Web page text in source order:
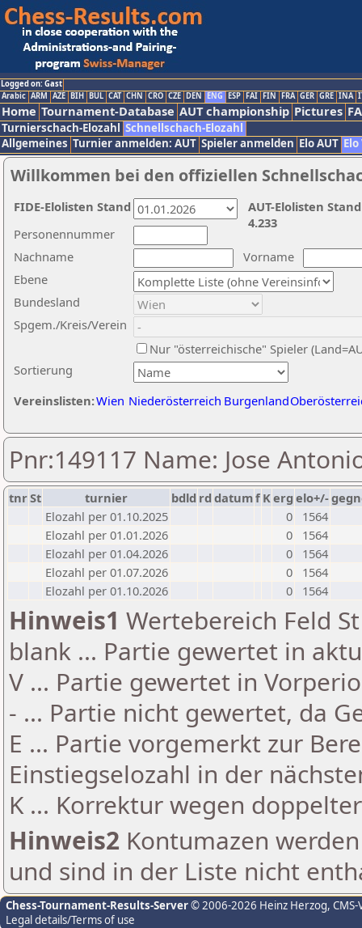
Logged on: Gast
Arabic ARM AZE BIH BUL CAT CHN CRO CZE DEN ENG ESP FAI FIN FRA GER GRE INA
Home Tournament-Database AUT championship Pictures
Turnierschach-Elozahl Schnellschach-Elozahl
Allgemeines Turnier anmelden: AUT Spieler anmelden Elo AUT
Willkommen bei den offiziellen
Nachname
Vorname
Ebene
Sortierung
Personennummer
Bundesland
Spgem./Kreis/Verein
Nur "österreichische" Spieler
Vereinslisten:Wien Niederösterreich Burgenland
AUT-Elolisten
4.233
FIDE-Elolisten Stand
Pnr:149117 Name: Jose
tnrSt turnier bdld rd datumf Kerg elo+/-
Elozahl per 01.10.2025
0
1564
Elozahl per 01.01.2026
0
1564
Elozahl per 01.04.2026
0
1564
Elozahl per 01.07.2026
0
1564
Elozahl per 01.10.2026
0 1564
Hinweis1 Wertebereich Feld
blank ... Partie gewertet in
V ... Partie gewertet in
- ... Partie nicht gewertet, da
E ... Partie vorgemerkt zur
Einstiegselozahl in der
K ... Korrektur wegen
Hinweis2 Kontumazen
und sind in der Liste nicht
Chess-Tournament-Results-Server© 2006-2026 Heinz Herzog,
Legal details/Terms of use